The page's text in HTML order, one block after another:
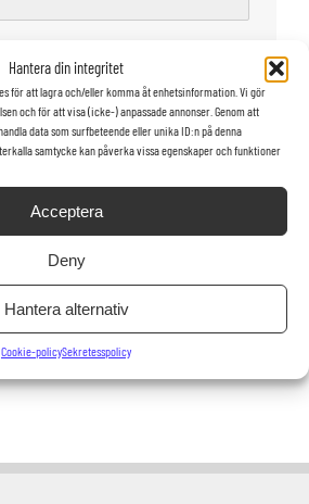
Hantera din integritet
för att lagra och/eller komma åt enhetsinformation. Vi gör
och för att visa (icke-) anpassade annonser. Genom att
data som surfbeteende eller unika ID:n på denna
samtycke kan påverka vissa egenskaper och funktioner
Acceptera
Deny
Hantera alternativ
Cookie-policySekretesspolicy
kontaktar mig via